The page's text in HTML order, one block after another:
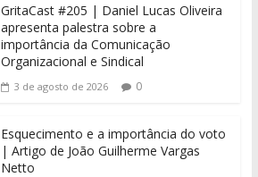
GritaCast #205 | Daniel Lucas Oliveira
apresenta palestra sobre a
importância da Comunicação
Organizacional e Sindical
3 de agosto de 2026 0
Esquecimento e a importância do voto
| Artigo de João Guilherme Vargas
Netto